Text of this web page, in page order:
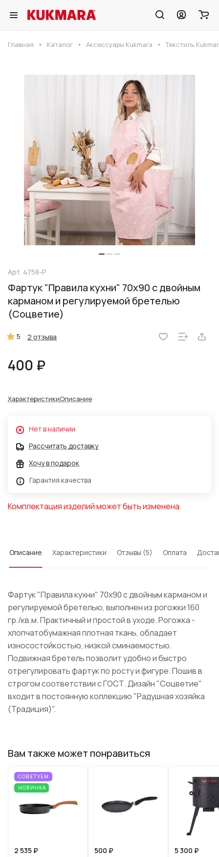
Главная Каталог Аксессуары Kukmara Текстиль
Арт. 4758-Р
Фартук "Правила кухни" 70х90 с двойным
карманом и регулируемой бретелью
(Соцветие)
5 2 отзыва
400 ₽
ХарактеристикиОписание
Нет в наличии
Рассчитать доставку
Хочу в подарок
Гарантия качества
Комплектация изделий может быть изменена
Описание Характеристики Отзывы (5) Оплата
Фартук "Правила кухни" 70х90 с двойным карманом и
регулируемой бретелью, выполнен из рогожки 160
гр./кв.м. Практичный и простой в уходе. Рогожка -
хлопчатобумажная плотная ткань, обладает
износостойкостью, низкой сминаемостью.
Подвижная бретель позволит удобно и быстро
отрегулировать фартук по росту и фигуре. Пошив в
строгом соответствии с ГОСТ. Дизайн "Соцветие"
входит в постоянную коллекцию "Радушная хозяйка
(Традиция)".
Вам также может понравиться
СОВЕТУЕМ
НОВИНКА
2 535 ₽
500 ₽
5 300 ₽